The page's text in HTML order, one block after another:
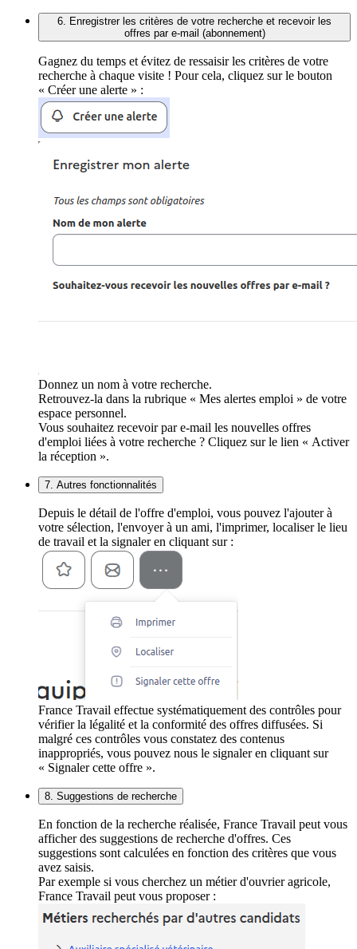
6. Enregistrer les critères de votre recherche et recevoir les
offres par e-mail (abonnement)
Gagnez du temps et évitez de ressaisir les critères de votre
recherche à chaque visite ! Pour cela, cliquez sur le bouton
« Créer une alerte » :
Donnez un nom à votre recherche.
Retrouvez-la dans la rubrique « Mes alertes emploi » de votre
espace personnel.
Vous souhaitez recevoir par e-mail les nouvelles offres
d'emploi liées à votre recherche ? Cliquez sur le lien « Activer
la réception ».
7. Autres fonctionnalités
Depuis le détail de l'offre d'emploi, vous pouvez l'ajouter à
votre sélection, l'envoyer à un ami, l'imprimer, localiser le lieu
de travail et la signaler en cliquant sur :
France Travail effectue systématiquement des contrôles pour
vérifier la légalité et la conformité des offres diffusées. Si
malgré ces contrôles vous constatez des contenus
inappropriés, vous pouvez nous le signaler en cliquant sur
« Signaler cette offre ».
8. Suggestions de recherche
En fonction de la recherche réalisée, France Travail peut vous
afficher des suggestions de recherche d'offres. Ces
suggestions sont calculées en fonction des critères que vous
avez saisis.
Par exemple si vous cherchez un métier d'ouvrier agricole,
France Travail peut vous proposer :